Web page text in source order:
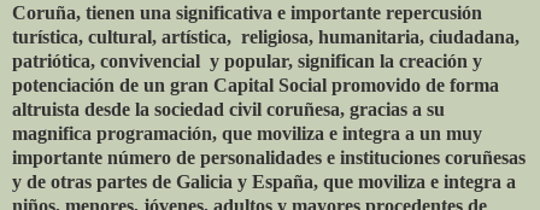
Coruña, tienen una significativa e importante repercusión
turística, cultural, artística, religiosa, humanitaria, ciudadana,
patriótica, convivencial y popular, significan la creación y
potenciación de un gran Capital Social promovido de forma
altruista desde la sociedad civil coruñesa, gracias a su
magnifica programación, que moviliza e integra a un muy
importante número de personalidades e instituciones coruñesas
y de otras partes de Galicia y España, que moviliza e integra a
niños, menores, jóvenes, adultos y mayores procedentes de